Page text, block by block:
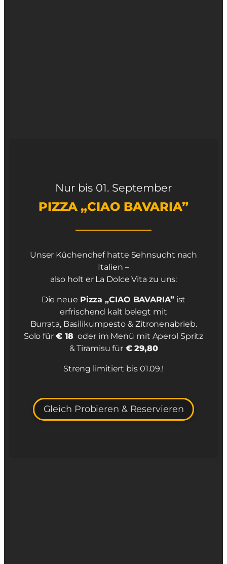
Nur bis 01. September
PIZZA „CIAO BAVARIA”
Unser Küchenchef hatte Sehnsucht nach
Italien –
also holt er La Dolce Vita zu uns:
Die neue Pizza „CIAO BAVARIA”ist
erfrischend kalt belegt mit
Burrata, Basilikumpesto & Zitronenabrieb.
Solo für € 18 oder im Menü mit Aperol Spritz
& Tiramisu für € 29,80
Streng limitiert bis 01.09.!
Gleich Probieren & Reservieren